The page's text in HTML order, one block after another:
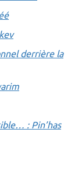
derrière la
: Pin’has